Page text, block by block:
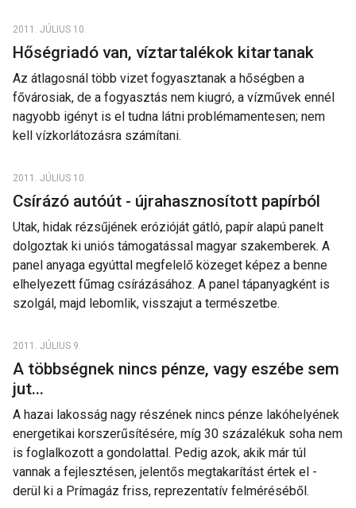
2011. JÚLIUS 10.
Hőségriadó van, víztartalékok kitartanak
Az átlagosnál több vizet fogyasztanak a hőségben a
fővárosiak, de a fogyasztás nem kiugró, a vízművek ennél
nagyobb igényt is el tudna látni problémamentesen; nem
kell vízkorlátozásra számítani.
2011. JÚLIUS 10.
Csírázó autóút - újrahasznosított papírból
Utak, hidak rézsűjének erózióját gátló, papír alapú panelt
dolgoztak ki uniós támogatással magyar szakemberek. A
panel anyaga egyúttal megfelelő közeget képez a benne
elhelyezett fűmag csírázásához. A panel tápanyagként is
szolgál, majd lebomlik, visszajut a természetbe.
2011. JÚLIUS 9.
A többségnek nincs pénze, vagy eszébe sem
jut...
A hazai lakosság nagy részének nincs pénze lakóhelyének
energetikai korszerűsítésére, míg 30 százalékuk soha nem
is foglalkozott a gondolattal. Pedig azok, akik már túl
vannak a fejlesztésen, jelentős megtakarítást értek el -
derül ki a Prímagáz friss, reprezentatív felméréséből.